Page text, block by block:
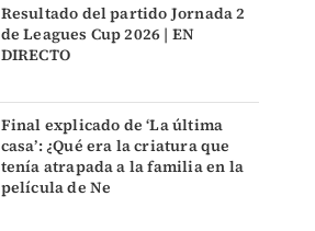
Resultado del partido Jornada 2
de Leagues Cup 2026 | EN
DIRECTO
Final explicado de ‘La última
casa’: ¿Qué era la criatura que
tenía atrapada a la familia en la
película de Ne